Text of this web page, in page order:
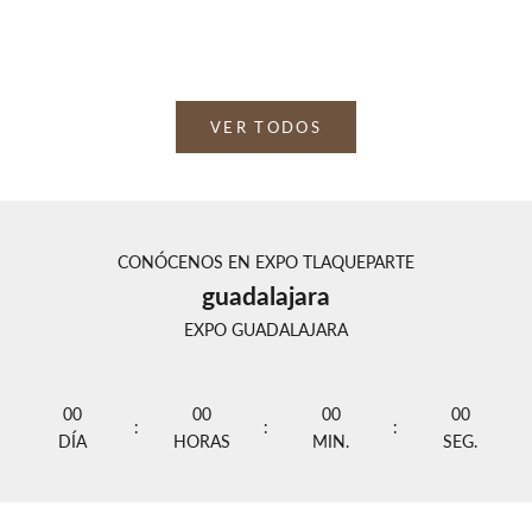
VER TODOS
CONÓCENOS EN EXPO TLAQUEPARTE
guadalajara
EXPO GUADALAJARA
00
DÍA
:
00
HORAS
:
00
MIN.
:
00
SEG.